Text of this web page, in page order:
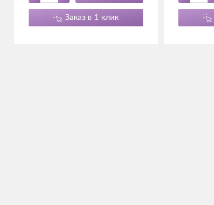
Заказ в 1 клик